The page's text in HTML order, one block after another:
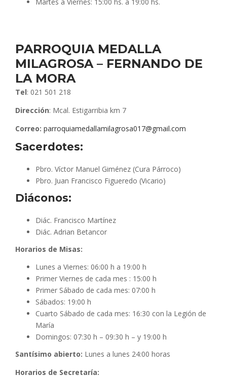
PARROQUIA MEDALLA
MILAGROSA – FERNANDO DE
LA MORA
Tel: 021 501 218
Dirección: Mcal. Estigarribia km 7
Correo: parroquiamedallamilagrosa017@gmail.com
Sacerdotes:
Pbro. Víctor Manuel Giménez (Cura Párroco)
Pbro. Juan Francisco Figueredo (Vicario)
Diáconos:
Diác. Francisco Martínez
Diác. Adrian Betancor
Horarios de Misas:
Lunes a Viernes: 06:00 h a 19:00 h
Primer Viernes de cada mes : 15:00 h
Primer Sábado de cada mes: 07:00 h
Sábados: 19:00 h
Cuarto Sábado de cada mes: 16:30 con la Legión de
María
Domingos: 07:30 h – 09:30 h – y 19:00 h
Santísimo abierto: Lunes a lunes 24:00 horas
Horarios de Secretaría: